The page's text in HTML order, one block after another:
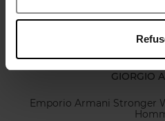
GIORGIO
Emporio Armani Stronger